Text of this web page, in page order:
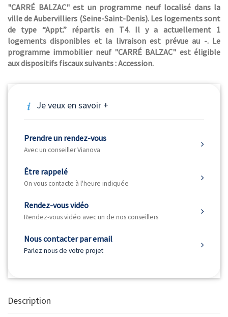
"CARRÉ BALZAC" est un programme neuf localisé dans la
ville de Aubervilliers (Seine-Saint-Denis). Les logements sont
de type “Appt.” répartis en T4. Il y a actuellement 1
logements disponibles et la livraison est prévue au -. Le
programme immobilier neuf "CARRÉ BALZAC" est éligible
aux dispositifs fiscaux suivants : Accession.
Je veux en savoir +
Prendre un rendez-vous
Avec un conseiller Vianova
Être rappelé
On vous contacte à l'heure indiquée
Rendez-vous vidéo
Rendez-vous vidéo avec un de nos conseillers
Nous contacter par email
Parlez nous de votre projet
Description